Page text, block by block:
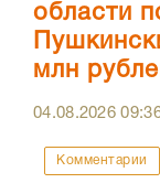
области
млн
04.08.2026
Комментарии